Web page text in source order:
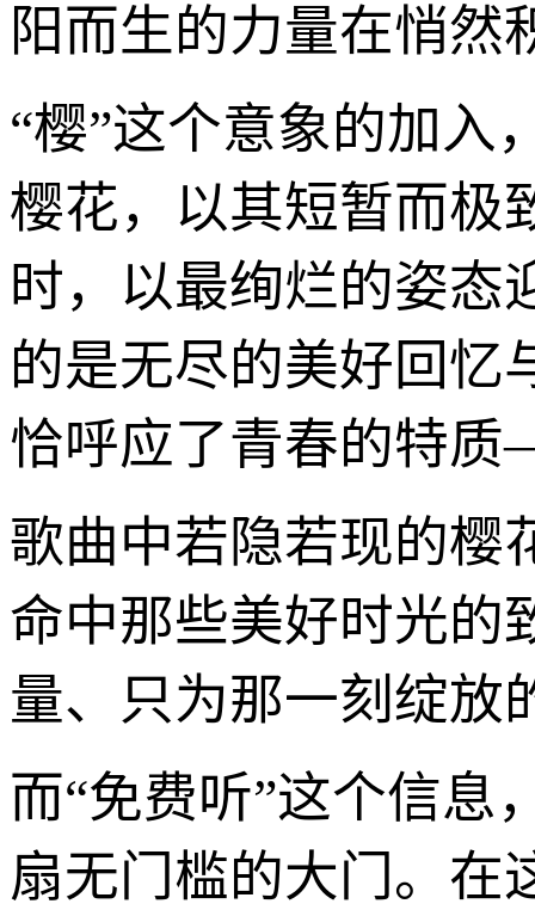
阳而生的力量在悄然
“樱”这个意象的加入
樱花，以其短暂而极
时，以最绚烂的姿态
的是无尽的美好回忆
恰呼应了青春的特
歌曲中若隐若现的樱
命中那些美好时光的
量、只为那一刻绽放
而“免费听”这个信息
扇无门槛的大门。在